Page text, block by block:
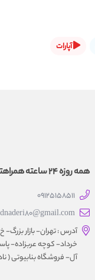
آپارات
همه روزه 24 ساعته همراهتیم
09125158511
خرداد- کوچه عربزاده-
آل- فروشگاه بنابیوتی (